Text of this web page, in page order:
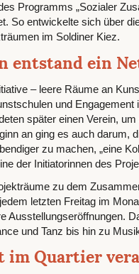
Programms „Sozialer
So entwickelte sich über
im Soldiner Kiez.
entstand ein
– leere Räume an
und Engagement
später einen Verein,
an ging es auch darum,
zu machen, „eine
der Initiatorinnen des
zu dem
letzten Freitag im
Ausstellungseröffnungen.
und Tanz bis hin zu
im Quartier